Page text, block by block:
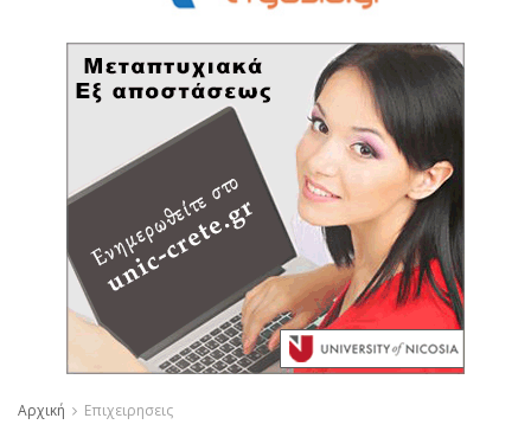
Αρχική Επιχειρησεις